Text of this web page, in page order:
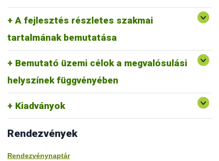
A fejlesztés részletes szakmai
tartalmának bemutatása
állomáson (Tordas, Pölöske, Székkutas, Monorierdő)
valósulna meg bemutató üzemi program.
Bemutató üzemi célok a megvalósulási
helyszínek függvényében
Tordas
kertészeti (zöldség, gyümölcs) fajok, szántóföldi
és üvegházi termesztési körülmények, ökológiai
gazdálkodásra alkalmas fajták vizsgálata
Pölöske
kertészeti (gyümölcs) fajok
Székkutas
szántóföldi fajok vizsgálata
Monorierdő erdészeti fajok vizsgálata, fajtakitermesztés
Kiadványok
Rendezvények
Rendezvénynaptár